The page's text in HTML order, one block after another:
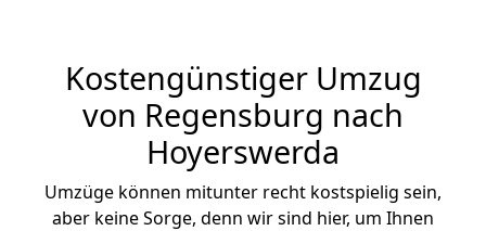
Kostengünstiger Umzug
von Regensburg nach
Hoyerswerda
Umzüge können mitunter recht kostspielig sein,
aber keine Sorge, denn wir sind hier, um Ihnen